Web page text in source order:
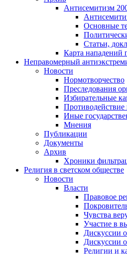
Антисемитизм
Основные
Статьи,
Карта нападений
Неправомерный
Новости
Нормотворчество
Преследования
Избирательные
Иные
Мнения
Публикации
Документы
Архив
Хроники
Религия в светском обществе
Новости
Власти
Правовое
Чувства
Участие в
Дискуссии
Дискуссии
Религии и